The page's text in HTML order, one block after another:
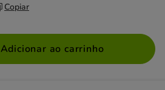
Copiar
Adicionar ao carrinho